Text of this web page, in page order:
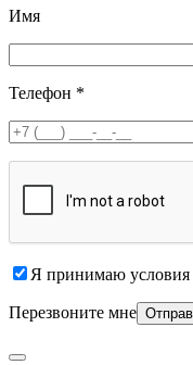
Имя
Телефон *
Я принимаю условия
Перезвоните мне